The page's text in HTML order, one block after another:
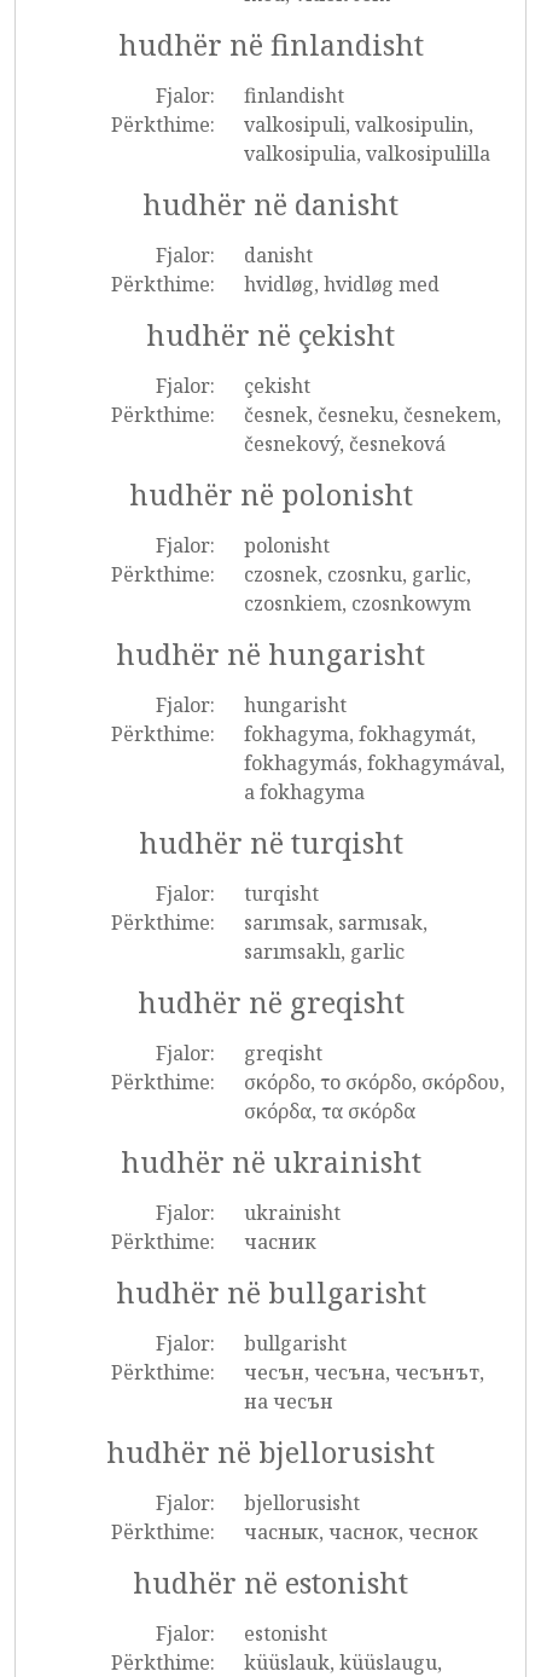
hudhër në finlandisht
Fjalor:
finlandisht
Përkthime:
valkosipuli, valkosipulin,
valkosipulia, valkosipulilla
hudhër në danisht
Fjalor:
danisht
Përkthime:
hvidløg, hvidløg med
hudhër në çekisht
Fjalor:
çekisht
Përkthime:
česnek, česneku, česnekem,
česnekový, česneková
hudhër në polonisht
Fjalor:
polonisht
Përkthime:
czosnek, czosnku, garlic,
czosnkiem, czosnkowym
hudhër në hungarisht
Fjalor:
hungarisht
Përkthime:
fokhagyma, fokhagymát,
fokhagymás, fokhagymával,
a fokhagyma
hudhër në turqisht
Fjalor:
turqisht
Përkthime:
sarımsak, sarmısak,
sarımsaklı, garlic
hudhër në greqisht
Fjalor:
greqisht
Përkthime:
σκόρδο, το σκόρδο, σκόρδου,
σκόρδα, τα σκόρδα
hudhër në ukrainisht
Fjalor:
ukrainisht
Përkthime:
часник
hudhër në bullgarisht
Fjalor:
bullgarisht
Përkthime:
чесън, чесъна, чесънът,
на чесън
hudhër në bjellorusisht
Fjalor:
bjellorusisht
Përkthime:
часнык, часнок, чеснок
hudhër në estonisht
Fjalor:
estonisht
Përkthime:
küüslauk, küüslaugu,